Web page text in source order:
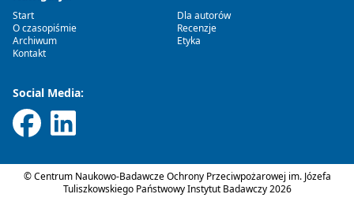
Start
O czasopiśmie
Archiwum
Kontakt
Dla autorów
Recenzje
Etyka
Social Media:
© Centrum Naukowo-Badawcze Ochrony Przeciwpożarowej im. Józefa
Tuliszkowskiego Państwowy Instytut Badawczy 2026